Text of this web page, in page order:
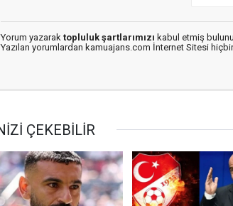
Yorum yazarak topluluk şartlarımızı kabul etmiş
Yazılan yorumlardan kamuajans.com İnternet Sitesi